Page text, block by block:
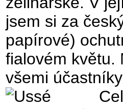
jsem si za
papírové)
fialovém květu.
všemi